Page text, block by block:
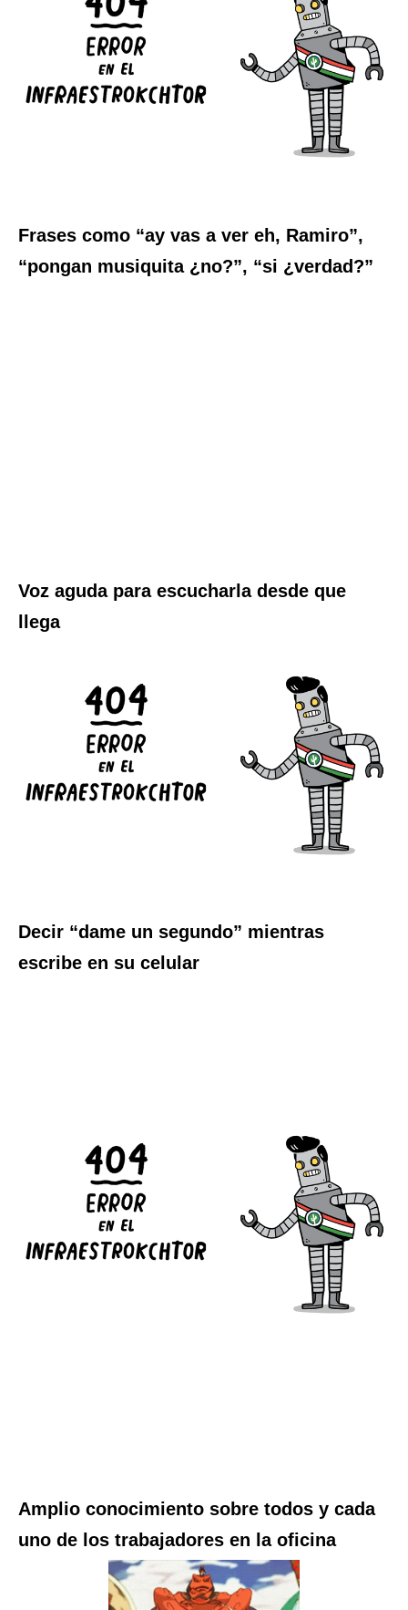
Frases como “ay vas a ver eh, Ramiro”,
“pongan musiquita ¿no?”, “si ¿verdad?”
Voz aguda para escucharla desde que
llega
Decir “dame un segundo” mientras
escribe en su celular
Amplio conocimiento sobre todos y cada
uno de los trabajadores en la oficina